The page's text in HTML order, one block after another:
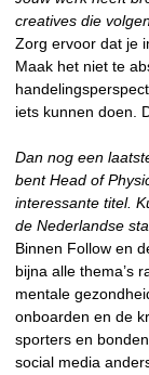
creatives die
Zorg ervoor dat je
Maak het niet te
iets kunnen doen.
Dan nog een
bent Head of
interessante titel.
de Nederlandse
Binnen Follow en
bijna alle thema’s
mentale
onboarden en de
sporters en
social media